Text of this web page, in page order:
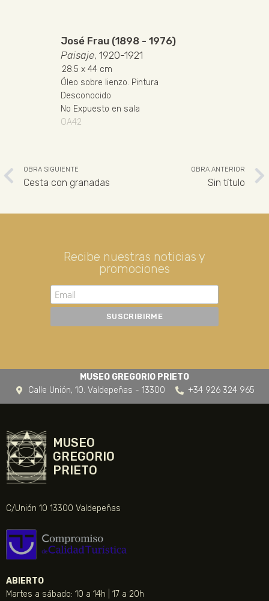
José Frau (1898 - 1976)
Paisaje, 1920-1921
28.5 x 44 cm
Óleo sobre lienzo. Pintura
Desconocido
No Expuesto en sala
OA42
OBRA SIGUIENTE
Cesta con granadas
OBRA ANTERIOR
Sin título
Recibe nuestras noticias y
promociones
MUSEO GREGORIO PRIETO
Calle Unión, 10. Valdepeñas - 13300
+34 926 324 965
MUSEO
GREGORIO
PRIETO
C/Unión 10 13300 Valdepeñas
ABIERTO
Martes a sábado: 10 a 14h | 17 a 20h